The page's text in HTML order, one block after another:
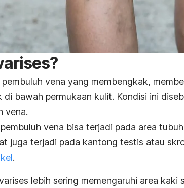
vena yang membengkak,
di bawah permukaan kulit. Kondisi ini
vena.
vena bisa terjadi pada area
juga terjadi pada kantong testis atau
.
lebih sering memengaruhi area kaki